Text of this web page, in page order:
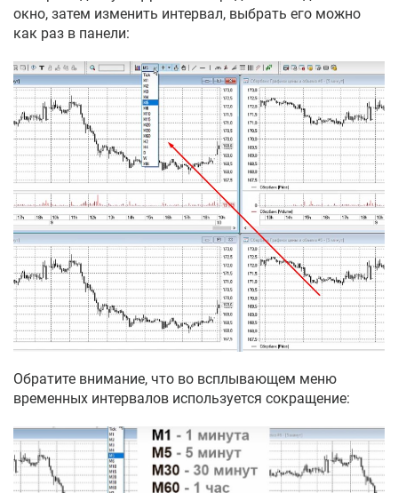
окно, затем изменить интервал, выбрать его можно
как раз в панели:
Обратите внимание, что во всплывающем меню
временных интервалов используется сокращение: